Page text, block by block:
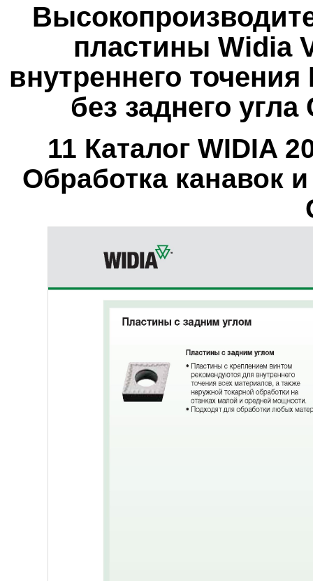
пластины Widia
внутреннего
без заднего
11 Каталог WIDIA
Обработка канавок